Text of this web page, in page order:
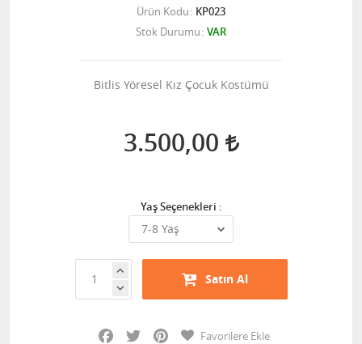
Ürün Kodu KP023
Stok Durumu VAR
Bitlis Yöresel Kız Çocuk Kostümü
3.500,00
Yaş Seçenekleri :
Satın Al
Facebook
Twitter PinterestFavorilere Ekle